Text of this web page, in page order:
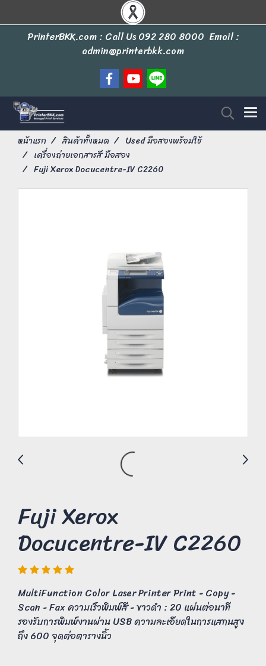
PrinterBKK.com : Call Us092 280 8000 Email :
admin@printerbkk.com
หน้าแรก สินค้าทั้งหมด
Used มือสองพร้อมใช้
เครื่องถ่ายเอกสารสี มือสอง
Fuji Xerox Docucentre-IV C2260
Fuji Xerox
Docucentre-IV C2260
MultiFunction Color Laser Printer Print - Copy -
Scan - Fax ความเร็วพิมพ์สี - ขาวดำ : 20 แผ่นต่อนาที
รองรับการพิมพ์งานผ่าน USB ความละเอียดในการแสกนสูง
ถึง 600 จุดต่อตารางนิ้ว